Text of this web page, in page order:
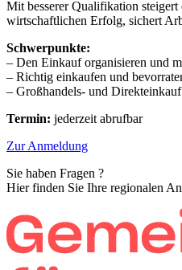
Mit besserer Qualifikation
wirtschaftlichen Erfolg, sichert
Schwerpunkte:
– Den Einkauf organisieren und
– Richtig einkaufen und
– Großhandels- und
Termin: jederzeit abrufbar
Zur Anmeldung
Sie haben Fragen ?
Hier finden Sie Ihre regionalen